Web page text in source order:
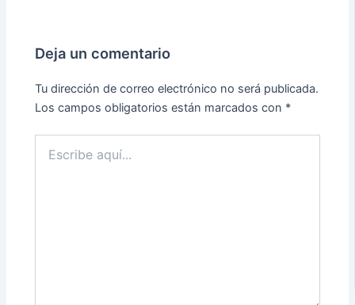
Deja un comentario
Tu dirección de correo electrónico no será publicada.
Los campos obligatorios están marcados con *
aquí...